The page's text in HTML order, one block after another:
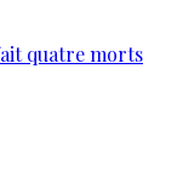
quatre morts